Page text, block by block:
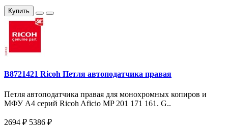
Купить
B8721421 Ricoh Петля автоподатчика правая
Петля автоподатчика правая для монохромных копиров и
МФУ A4 серий Ricoh Aficio MP 201 171 161. G..
2694 ₽ 5386 ₽